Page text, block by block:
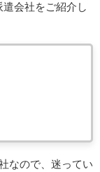
会社をご紹介し
なので、迷ってい